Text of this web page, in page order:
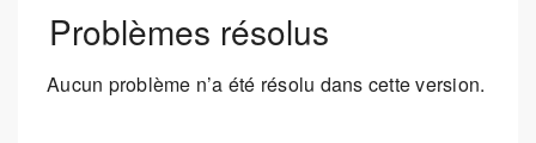
Problèmes résolus
Aucun problème n’a été résolu dans cette version.